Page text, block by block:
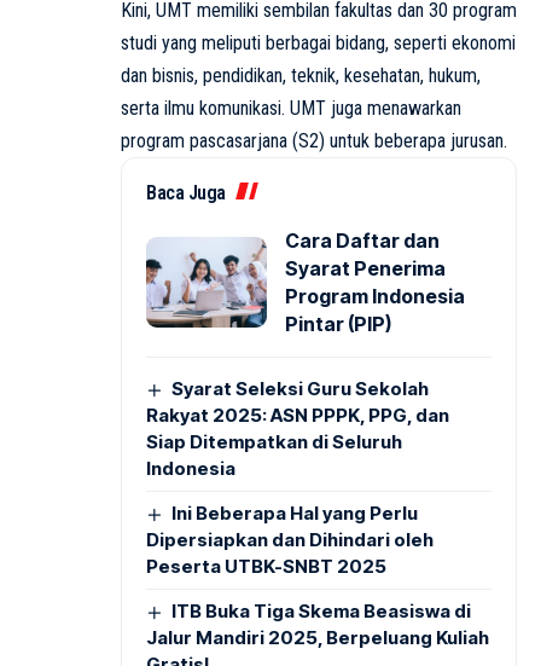
Kini, UMT memiliki sembilan fakultas dan 30 program
studi yang meliputi berbagai bidang, seperti ekonomi
dan bisnis, pendidikan, teknik, kesehatan, hukum,
serta ilmu komunikasi. UMT juga menawarkan
program pascasarjana (S2) untuk beberapa jurusan.
Baca Juga
Cara Daftar dan
Syarat Penerima
Program Indonesia
Pintar (PIP)
Syarat Seleksi Guru Sekolah
Rakyat 2025: ASN PPPK, PPG, dan
Siap Ditempatkan di Seluruh
Indonesia
Ini Beberapa Hal yang Perlu
Dipersiapkan dan Dihindari oleh
Peserta UTBK-SNBT 2025
ITB Buka Tiga Skema Beasiswa di
Jalur Mandiri 2025, Berpeluang Kuliah